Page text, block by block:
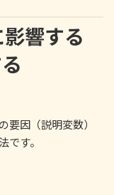
響する
要因（説明変数）
です。